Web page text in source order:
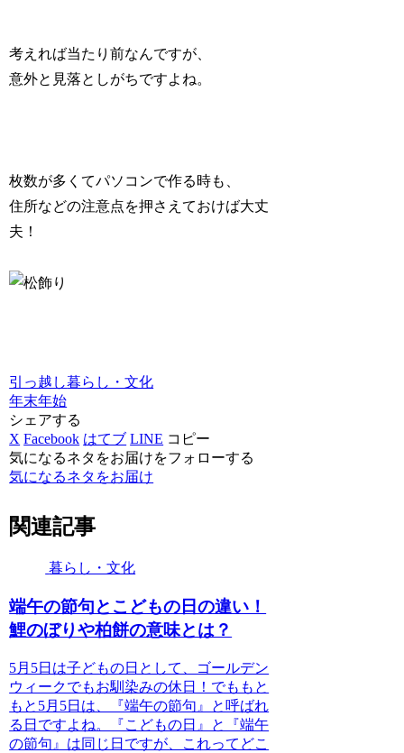
考えれば当たり前なんですが、
意外と見落としがちですよね。
枚数が多くてパソコンで作る時も、
住所などの注意点を押さえておけば大丈
夫！
引っ越し暮らし・文化
年末年始
シェアする
X Facebook はてブ LINE コピー
気になるネタをお届けをフォローする
気になるネタをお届け
関連記事
暮らし・文化
端午の節句とこどもの日の違い！
鯉のぼりや柏餅の意味とは？
5月5日は子どもの日として、ゴールデン
ウィークでもお馴染みの休日！でももと
もと5月5日は、『端午の節句』と呼ばれ
る日ですよね。『こどもの日』と『端午
の節句』は同じ日ですが、これってどこ